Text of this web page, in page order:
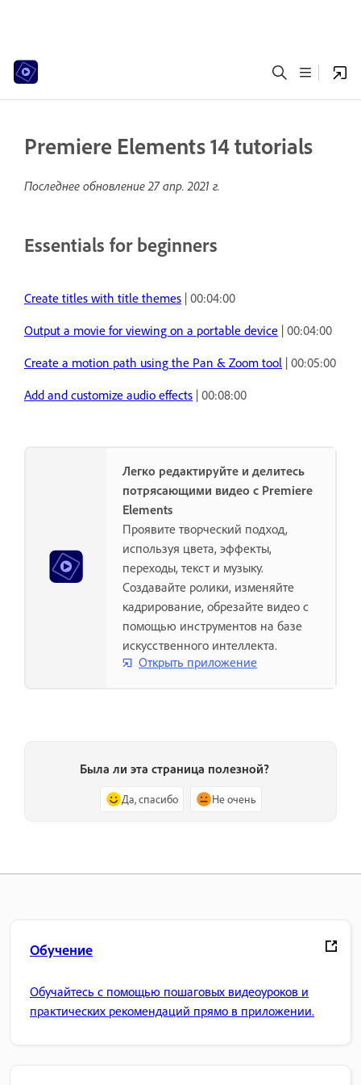
Premiere Elements 14 tutorials
Последнее обновление27 апр. 2021 г.
Essentials for beginners
Create titles with title themes | 00:04:00
Output a movie for viewing on a portable device | 00:04:00
Create a motion path using the Pan & Zoom tool | 00:05:00
Add and customize audio effects | 00:08:00
Легко редактируйте и делитесь
потрясающими видео с Premiere
Elements
Проявите творческий подход,
используя цвета, эффекты,
переходы, текст и музыку.
Создавайте ролики, изменяйте
кадрирование, обрезайте видео с
помощью инструментов на базе
искусственного интеллекта.
Открыть приложение
Была ли эта страница полезной?
Да, спасибо Не очень
Обучение
Обучайтесь с помощью пошаговых видеоуроков и
практических рекомендаций прямо в приложении.